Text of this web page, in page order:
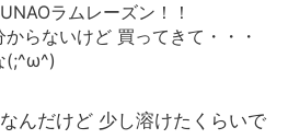
ラムレーズン！！
らないけど 買ってきて・・・
(;^ω^)
んだけど 少し溶けたくらいで